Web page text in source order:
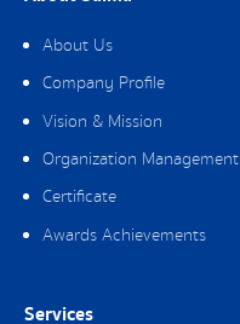
About Us
Company Profile
Vision & Mission
Organization Management
Certificate
Awards Achievements
Services